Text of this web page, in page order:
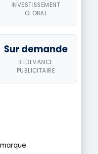
INVESTISSEMENT
GLOBAL
Sur demande
REDEVANCE
PUBLICITAIRE